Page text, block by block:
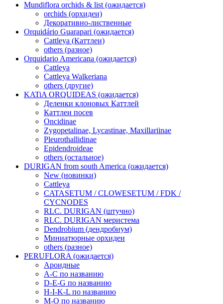
Mundiflora orchids & list (ожидается)
orchids (орхидеи)
Декоративно-лиственные
Orquidário Guarapari (ожидается)
Cattleya (Каттлеи)
others (разное)
Orquidario Americana (ожидается)
Cattleya
Cattleya Walkeriana
others (другие)
KATiA ORQUIDEAS (ожидается)
Деленки клоновых Каттлей
Каттлеи посев
Oncidinae
Zygopetalinae, Lycastinae, Maxillariinae
Pleurothallidinae
Epidendroideae
others (остальное)
DURIGAN from south America (ожидается)
New (новинки)
Cattleya
CATASETUM / CLOWESETUM / FDK /
CYCNODES
RLC. DURIGAN (штучно)
RLC. DURIGAN меристема
Dendrobium (дендробиум)
Миниатюрные орхидеи
others (разное)
PERUFLORA (ожидается)
Ароидные
A-C по названию
D-E-G по названию
H-I-K-L по названию
M-O по названию